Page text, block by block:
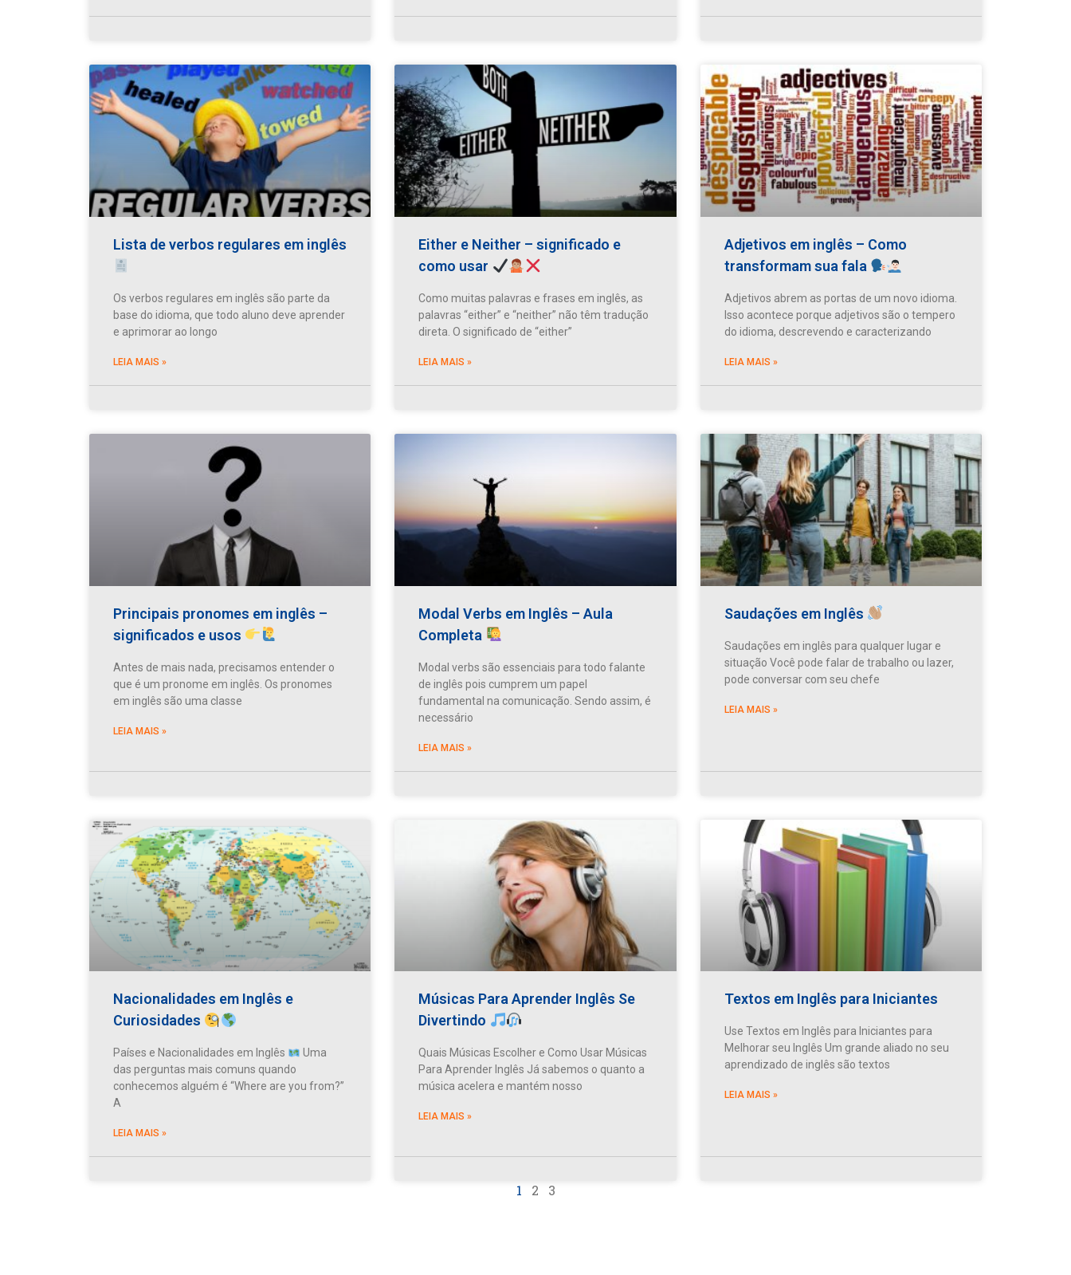
Lista de verbos regulares em inglês
Os verbos regulares em inglês são parte da
base do idioma, que todo aluno deve aprender
e aprimorar ao longo
LEIA MAIS »
Either e Neither – significado e
como usar
Como muitas palavras e frases em inglês, as
palavras “either” e “neither” não têm tradução
direta. O significado de “either”
LEIA MAIS »
Adjetivos em inglês – Como
transformam sua fala
Adjetivos abrem as portas de um novo idioma.
Isso acontece porque adjetivos são o tempero
do idioma, descrevendo e caracterizando
LEIA MAIS »
Principais pronomes em inglês –
significados e usos
Antes de mais nada, precisamos entender o
que é um pronome em inglês. Os pronomes
em inglês são uma classe
LEIA MAIS »
Modal Verbs em Inglês – Aula
Completa
Modal verbs são essenciais para todo falante
de inglês pois cumprem um papel
fundamental na comunicação. Sendo assim, é
necessário
LEIA MAIS »
Saudações em Inglês
Saudações em inglês para qualquer lugar e
situação Você pode falar de trabalho ou lazer,
pode conversar com seu chefe
LEIA MAIS »
Nacionalidades em Inglês e
Curiosidades
Países e Nacionalidades em Inglês
Uma
das perguntas mais comuns quando
conhecemos alguém é “Where are you from?”
A
LEIA MAIS »
Músicas Para Aprender Inglês Se
Divertindo
Quais Músicas Escolher e Como Usar Músicas
Para Aprender Inglês Já sabemos o quanto a
música acelera e mantém nosso
LEIA MAIS »
Textos em Inglês para Iniciantes
Use Textos em Inglês para Iniciantes para
Melhorar seu Inglês Um grande aliado no seu
aprendizado de inglês são textos
LEIA MAIS »
1 2 3